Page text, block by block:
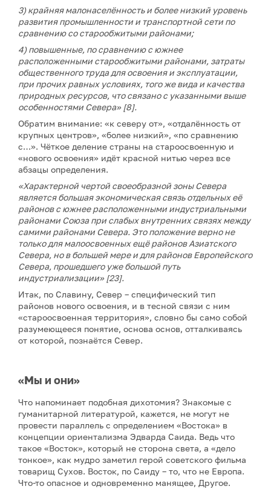
3) крайняя малонаселённость и более низкий уровень
развития промышленности и транспортной сети по
сравнению со старообжитыми районами;
4) повышенные, по сравнению с южнее
расположенными старообжитыми районами, затраты
общественного труда для освоения и эксплуатации,
при прочих равных условиях, того же вида и качества
природных ресурсов, что связано с указанными выше
особенностями Севера» [8].
Обратим внимание: «к северу от», «отдалённость от
крупных центров», «более низкий», «по сравнению
с…». Чёткое деление страны на староосвоенную и
«нового освоения» идёт красной нитью через все
абзацы определения.
«Характерной чертой своеобразной зоны Севера
является большая экономическая связь отдельных её
районов с южнее расположенными индустриальными
районами Союза при слабых внутренних связях между
самими районами Севера. Это положение верно не
только для малоосвоенных ещё районов Азиатского
Севера, но в большей мере и для районов Европейского
Севера, прошедшего уже большой путь
индустриализации» [23].
Итак, по Славину, Север – специфический тип
районов нового освоения, и в тесной связи с ним
«староосвоенная территория», словно бы само собой
разумеющееся понятие, основа основ, отталкиваясь
от которой, познаётся Север.
«Мы и они»
Что напоминает подобная дихотомия? Знакомые с
гуманитарной литературой, кажется, не могут не
провести параллель с определением «Востока» в
концепции ориентализма Эдварда Саида. Ведь что
такое «Восток», который не сторона света, а «дело
тонкое», как мудро заметил герой советского фильма
товарищ Сухов. Восток, по Саиду – то, что не Европа.
Что-то опасное и одновременно манящее, Другое.